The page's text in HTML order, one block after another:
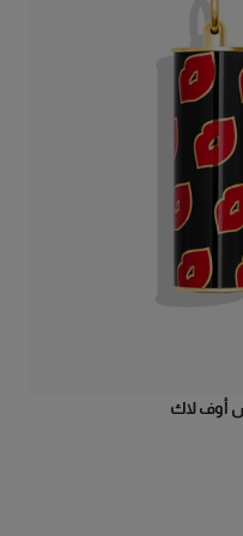
أوف لاك